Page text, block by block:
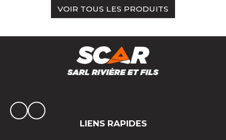
VOIR TOUS LES PRODUITS
LIENS RAPIDES